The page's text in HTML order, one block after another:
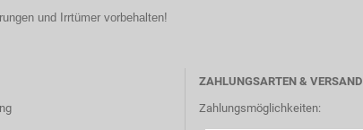
und Irrtümer vorbehalten!
ZAHLUNGSARTEN & VERSAND
Zahlungsmöglichkeiten: